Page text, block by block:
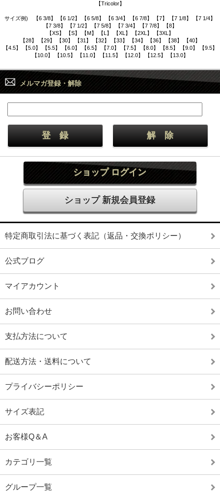
【Tricolor】
サイズ例) 【6 3/8】 【6 1/2】 【6 5/8】 【6 3/4】 【6 7/8】 【7】 【7 1/8】 【7 1/4】
【7 3/8】 【7 1/2】 【7 5/8】 【7 3/4】 【7 7/8】 【8】
【XS】 【S】 【M】 【L】 【XL】 【2XL】 【3XL】
【28】 【29】 【30】 【31】 【32】 【33】 【34】 【36】 【38】 【40】
【4.5】 【5.0】 【5.5】 【6.0】 【6.5】 【7.0】 【7.5】 【8.0】 【8.5】 【9.0】 【9.5】
【10.0】 【10.5】 【11.0】 【11.5】 【12.0】 【12.5】 【13.0】
メルマガ登録・解除
ショップ ログイン
ショップ 新規会員登録
特定商取引法に基づく表記（返品・交換ポリシー）
公式ブログ
マイアカウント
お問い合わせ
支払方法について
配送方法・送料について
プライバシーポリシー
サイズ表記
お客様Q＆A
カテゴリ一覧
グループ一覧